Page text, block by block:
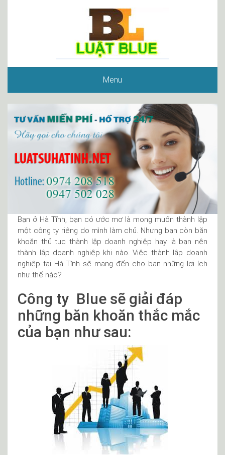
Menu
Bạn ở Hà Tĩnh, bạn có ước mơ là mong muốn thành lập
một công ty riêng do mình làm chủ. Nhưng bạn còn băn
khoăn thủ tục thành lập doanh nghiệp hay là bạn nên
thành lập doanh nghiệp khi nào. Việc thành lập doanh
nghiệp tại Hà Tĩnh sẽ mang đến cho bạn những lợi ích
như thế nào?
Công ty Blue sẽ giải đáp
những băn khoăn thắc mắc
của bạn như sau: